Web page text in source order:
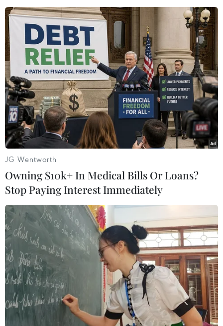
Chất lượng Quốc gia có nhiều điểm tương đồng
đặc biệt với các giá trị cốt lõi của Tân Hiệp Phát
như Thỏa mãn khách hàng; Chất lượng chuẩn
quốc tế; Có trách nhiệm với cộng đồng và xã hội;
Không gì là không thể; Hôm nay phải hơn hôm
qua nhưng không bằng ngày mai.
Bà Trần Uyên Phương cho biết: “Sản phẩm của Tân Hiệp Phát
vượt qua các rào cản về kỹ thuật, tiêu chuẩn chất lượng, xuất
xứ hàng hóa khắt khe nhất để tiến vào các thị trường có FTA.
Hòa mình vào sân chơi toàn cầu với khoảng 20 quốc gia”.
(Ảnh: CTV)
Đại diện cho các doanh nghiệp nhận giải Vàng
JG Wentworth
Owning $10k+ In Medical Bills Or Loans?
Stop Paying Interest Immediately